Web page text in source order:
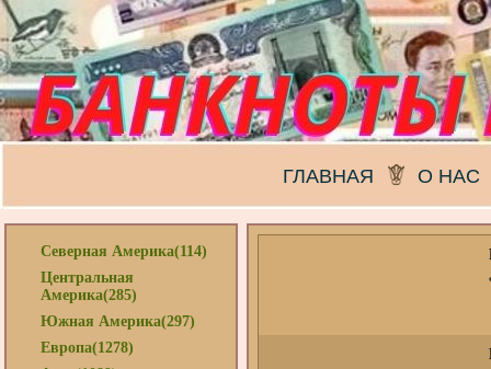
ГЛАВНАЯ О НАС
Северная Америка(114)
Центральная
Америка(285)
Южная Америка(297)
Европа(1278)